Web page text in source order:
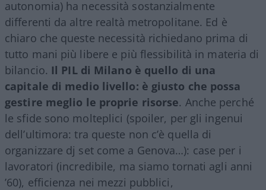
autonomia) ha necessità sostanzialmente
differenti da altre realtà metropolitane. Ed è
chiaro che queste necessità richiedano prima di
tutto mani più libere e più flessibilità in materia di
bilancio. Il PIL di Milano è quello di una
capitale di medio livello: è giusto che possa
gestire meglio le proprie risorse. Anche perché
le sfide sono molteplici (spoiler, per gli ingenui
dell’ultimora: tra queste non c’è quella di
organizzare dj set come a Genova…): case per i
lavoratori (incredibile, ma siamo tornati agli anni
’60), efficienza nei mezzi pubblici,